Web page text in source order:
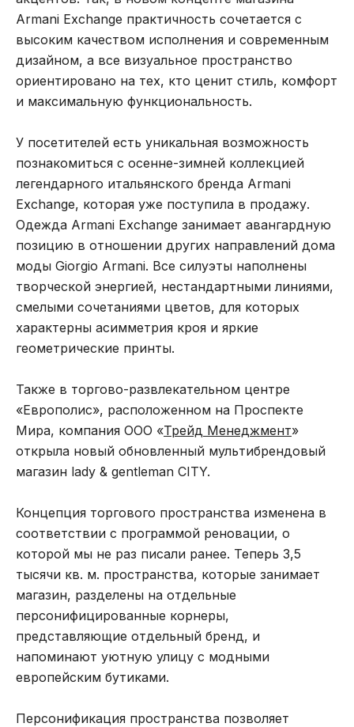
Armani Exchange практичность сочетается с
высоким качеством исполнения и современным
дизайном, а все визуальное пространство
ориентировано на тех, кто ценит стиль, комфорт
и максимальную функциональность.
У посетителей есть уникальная возможность
познакомиться с осенне-зимней коллекцией
легендарного итальянского бренда Armani
Exchange, которая уже поступила в продажу.
Одежда Armani Exchange занимает авангардную
позицию в отношении других направлений дома
моды Giorgio Armani. Все силуэты наполнены
творческой энергией, нестандартными линиями,
смелыми сочетаниями цветов, для которых
характерны асимметрия кроя и яркие
геометрические принты.
Также в торгово-развлекательном центре
«Европолис», расположенном на Проспекте
Мира, компания ООО «Трейд Менеджмент»
открыла новый обновленный мультибрендовый
магазин lady & gentleman CITY.
Концепция торгового пространства изменена в
соответствии с программой реновации, о
которой мы не раз писали ранее. Теперь 3,5
тысячи кв. м. пространства, которые занимает
магазин, разделены на отдельные
персонифицированные корнеры,
представляющие отдельный бренд, и
напоминают уютную улицу с модными
европейским бутиками.
Персонификация пространства позволяет